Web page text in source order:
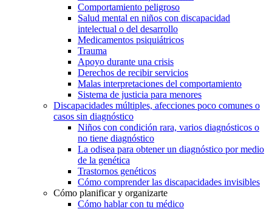
Comportamiento peligroso
Salud mental en niños con discapacidad
intelectual o del desarrollo
Medicamentos psiquiátricos
Trauma
Apoyo durante una crisis
Derechos de recibir servicios
Malas interpretaciones del comportamiento
Sistema de justicia para menores
Discapacidades múltiples, afecciones poco comunes o
casos sin diagnóstico
Niños con condición rara, varios diagnósticos o
no tiene diagnóstico
La odisea para obtener un diagnóstico por medio
de la genética
Trastornos genéticos
Cómo comprender las discapacidades invisibles
Cómo planificar y organizarte
Cómo hablar con tu médico